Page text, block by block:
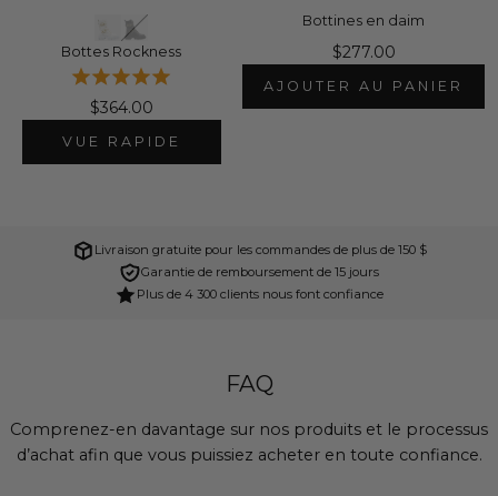
Bottes Rockness
$364.00
VUE RAPIDE
Bottines en daim
$277.00
AJOUTER AU PANIER
Livraison gratuite pour les commandes de plus de 150 $
Garantie de remboursement de 15 jours
Plus de 4 300 clients nous font confiance
FAQ
Comprenez-en davantage sur nos produits et le processus
d’achat afin que vous puissiez acheter en toute confiance.